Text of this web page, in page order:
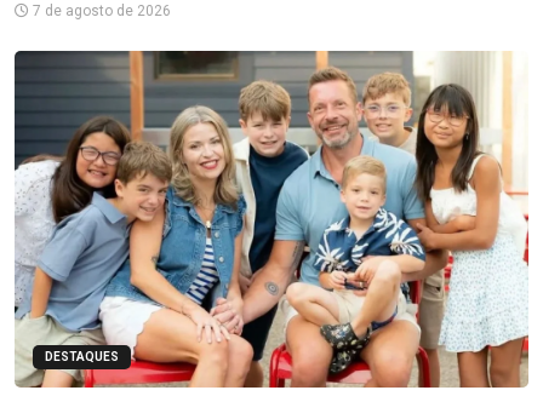
7 de agosto de 2026
DESTAQUES